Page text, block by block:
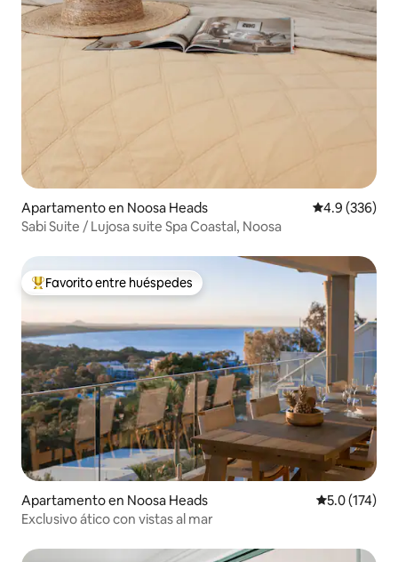
Apartamento en Noosa Heads Calificación
4.9 (336)
Sabi Suite / Lujosa suite Spa Coastal, Noosa
Favorito entre huéspedes preferido
Favorito entre huéspedes
Apartamento en Noosa Heads Calificación
5.0 (174)
Exclusivo ático con vistas al mar